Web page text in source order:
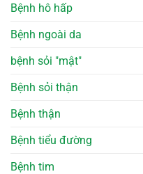
Bệnh hô hấp
Bệnh ngoài da
bệnh sỏi "mật"
Bệnh sỏi thận
Bệnh thận
Bệnh tiểu đường
Bệnh tim